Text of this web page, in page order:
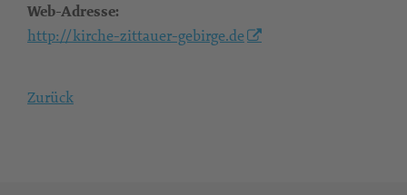
Web-Adresse:
http://kirche-zittauer-gebirge.de
Zurück